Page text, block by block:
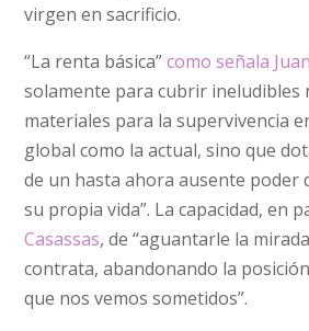
virgen en sacrificio.
“La renta básica”como señala
solamente para cubrir ineludibles
materiales para la supervivencia
global como la actual, sino que
de un hasta ahora ausente poder
su propia vida”. La capacidad, en
Casassas, de “aguantarle la
contrata, abandonando la
que nos vemos sometidos”.